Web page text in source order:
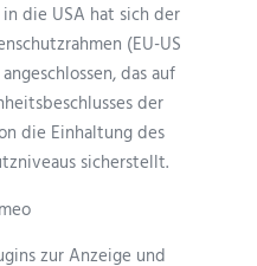
die USA hat sich der
(EU-US
das auf
der
die Einhaltung des
sicherstellt.
zur Anzeige und